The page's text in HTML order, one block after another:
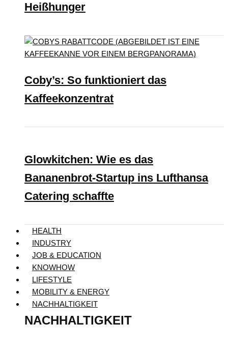
Heißhunger
Coby’s: So funktioniert das
Kaffeekonzentrat
Glowkitchen: Wie es das
Bananenbrot-Startup ins Lufthansa
Catering schaffte
HEALTH
INDUSTRY
JOB & EDUCATION
KNOWHOW
LIFESTYLE
MOBILITY & ENERGY
NACHHALTIGKEIT
NACHHALTIGKEIT